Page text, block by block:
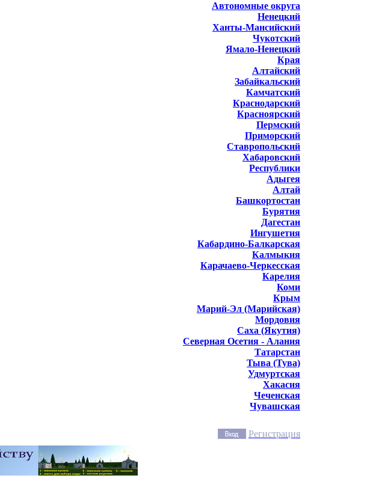
Автономные округа
Ненецкий
Ханты-Мансийский
Чукотский
Ямало-Ненецкий
Края
Алтайский
Забайкальский
Камчатский
Краснодарский
Красноярский
Пермский
Приморский
Ставропольский
Хабаровский
Республики
Адыгея
Алтай
Башкортостан
Бурятия
Дагестан
Ингушетия
Кабардино-Балкарская
Калмыкия
Карачаево-Черкесская
Карелия
Коми
Крым
Марий-Эл (Марийская)
Мордовия
Саха (Якутия)
Северная Осетия - Алания
Татарстан
Тыва (Тува)
Удмуртская
Хакасия
Чеченская
Чувашская
Регистрация